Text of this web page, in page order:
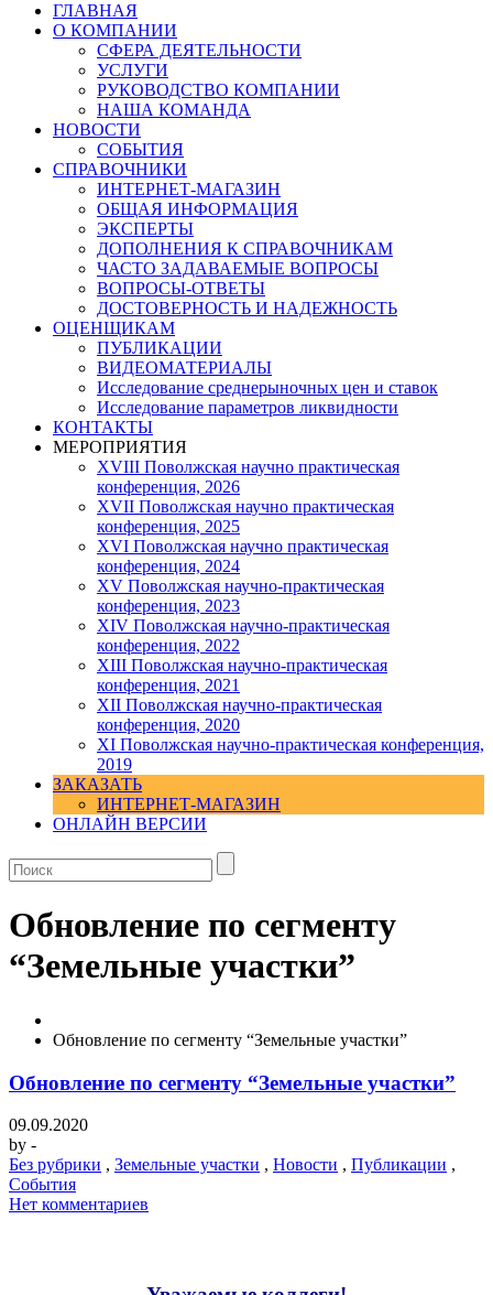
ГЛАВНАЯ
О КОМПАНИИ
СФЕРА ДЕЯТЕЛЬНОСТИ
УСЛУГИ
РУКОВОДСТВО КОМПАНИИ
НАША КОМАНДА
НОВОСТИ
СОБЫТИЯ
СПРАВОЧНИКИ
ИНТЕРНЕТ-МАГАЗИН
ОБЩАЯ ИНФОРМАЦИЯ
ЭКСПЕРТЫ
ДОПОЛНЕНИЯ К СПРАВОЧНИКАМ
ЧАСТО ЗАДАВАЕМЫЕ ВОПРОСЫ
ВОПРОСЫ-ОТВЕТЫ
ДОСТОВЕРНОСТЬ И НАДЕЖНОСТЬ
ОЦЕНЩИКАМ
ПУБЛИКАЦИИ
ВИДЕОМАТЕРИАЛЫ
Исследование среднерыночных цен и ставок
Исследование параметров ликвидности
КОНТАКТЫ
МЕРОПРИЯТИЯ
XVIII Поволжская научно практическая
конференция, 2026
XVII Поволжская научно практическая
конференция, 2025
XVI Поволжская научно практическая
конференция, 2024
ХV Поволжская научно-практическая
конференция, 2023
ХIV Поволжская научно-практическая
конференция, 2022
ХIII Поволжская научно-практическая
конференция, 2021
ХII Поволжская научно-практическая
конференция, 2020
XI Поволжская научно-практическая конференция,
2019
ЗАКАЗАТЬ
ИНТЕРНЕТ-МАГАЗИН
ОНЛАЙН ВЕРСИИ
Обновление по сегменту
“Земельные участки”
Обновление по сегменту “Земельные участки”
Обновление по сегменту “Земельные участки”
09.09.2020
by -
Без рубрики , Земельные участки , Новости , Публикации ,
События
Нет комментариев